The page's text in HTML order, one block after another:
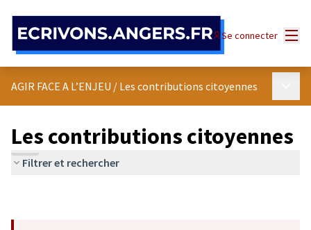
Se connecter
AGIR FACE A L’ENJEU / Les contributions citoyennes
Les contributions citoyennes
Filtrer et rechercher